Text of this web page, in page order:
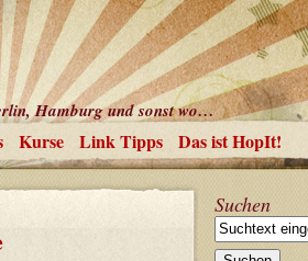
Hamburg und sonst wo…
Kurse Link Tipps Das ist HopIt!
Suchen